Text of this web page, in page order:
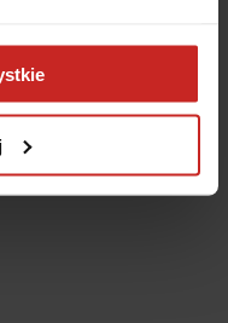
information)